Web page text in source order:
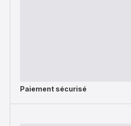
Paiement sécurisé